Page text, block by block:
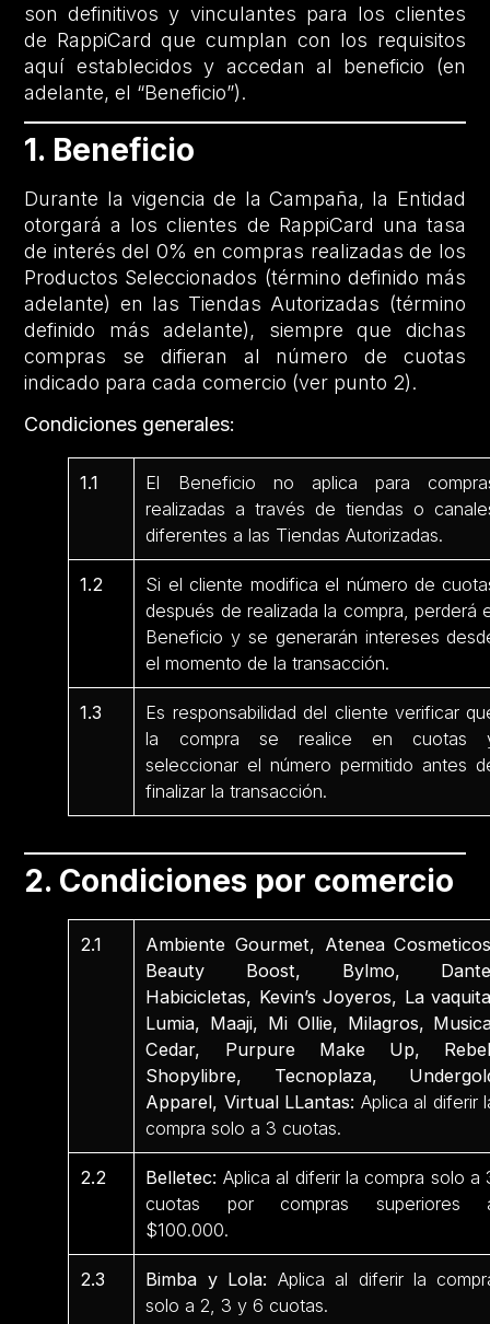
son definitivos y vinculantes para los clientes
de RappiCard que cumplan con los requisitos
aquí establecidos y accedan al beneficio (en
adelante, el “Beneficio”).
1. Beneficio
Durante la vigencia de la Campaña, la Entidad
otorgará a los clientes de RappiCard una tasa
de interés del 0% en compras realizadas de los
Productos Seleccionados (término definido más
adelante) en las Tiendas Autorizadas (término
definido más adelante), siempre que dichas
compras se difieran al número de cuotas
indicado para cada comercio (ver punto 2).
Condiciones generales:
1.1
El Beneficio no aplica para
realizadas a través de tiendas o
diferentes a las Tiendas Autorizadas.
1.2
Si el cliente modifica el número de
después de realizada la compra, perderá
Beneficio y se generarán intereses
el momento de la transacción.
1.3
Es responsabilidad del cliente verificar
la compra se realice en cuotas
seleccionar el número permitido antes
finalizar la transacción.
2. Condiciones por comercio
2.1
Ambiente Gourmet, Atenea
Beauty Boost, Bylmo,
Habicicletas, Kevin’s Joyeros, La
Lumia, Maaji, Mi Ollie, Milagros,
Cedar, Purpure Make Up,
Shopylibre, Tecnoplaza,
Apparel, Virtual LLantas: Aplica al diferir
compra solo a 3 cuotas.
2.2 Belletec: Aplica al diferir la compra solo a
cuotas por compras superiores
$100.000.
2.3 Bimba y Lola: Aplica al diferir la
solo a 2, 3 y 6 cuotas.